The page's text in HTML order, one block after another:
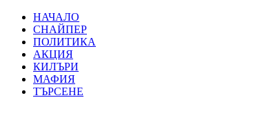
НАЧАЛО
СНАЙПЕР
ПОЛИТИКА
АКЦИЯ
КИЛЪРИ
МАФИЯ
ТЪРСЕНЕ